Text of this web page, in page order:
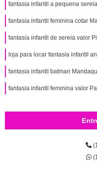
fantasia infantil a pequena
fantasia infantil feminina cotar
fantasia infantil de sereia valor
loja para locar fantasia infantil
fantasia infantil batman
fantasia infantil feminina valor